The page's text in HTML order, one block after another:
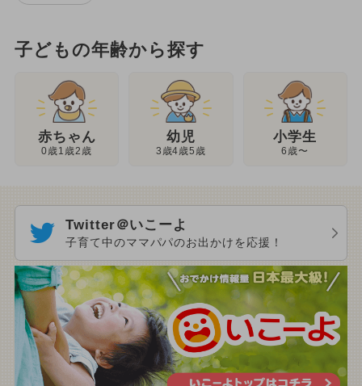
子どもの年齢から探す
赤ちゃん
0歳1歳2歳
幼児
3歳4歳5歳
小学生
6歳〜
Twitter＠いこーよ
子育て中のママパパのお出かけを応援！